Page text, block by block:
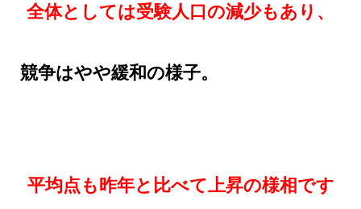
全体としては受験人口の減少もあり、
競争はやや緩和の様子。
平均点も昨年と比べて上昇の様相です